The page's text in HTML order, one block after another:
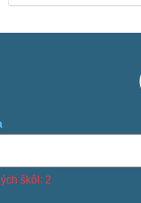
škôl: 2